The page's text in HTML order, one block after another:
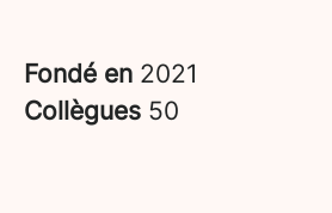
Fondé en 2021
Collègues 50